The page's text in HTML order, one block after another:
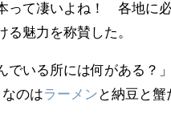
って凄いよね！ 各地に
る魅力を称賛した。
でいる所には何がある？
なのはラーメン と納豆と